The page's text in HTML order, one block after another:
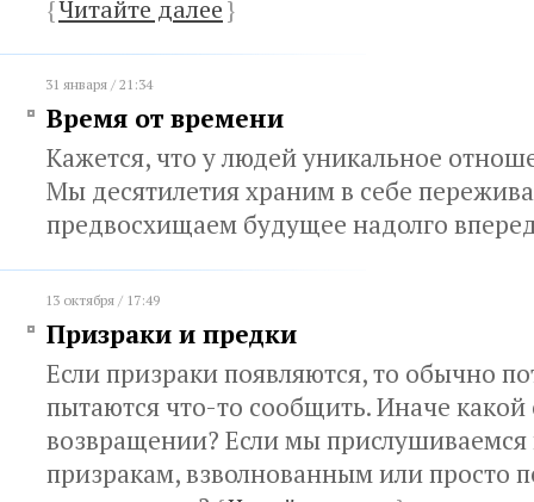
{Читайте далее}
31 января / 21:34
Время от времени
Кажется, что у людей уникальное
Мы десятилетия храним в себе
предвосхищаем будущее надолго
13 октября / 17:49
Призраки и предки
Если призраки появляются, то обычно
пытаются что-то сообщить. Иначе какой
возвращении? Если мы прислушиваемся
призракам, взволнованным или просто